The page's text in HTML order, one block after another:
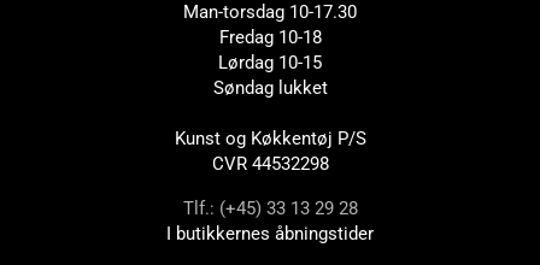
Man-torsdag 10-17.30
Fredag 10-18
Lørdag 10-15
Søndag lukket
Kunst og Køkkentøj P/S
CVR 44532298
Tlf.: (+45) 33 13 29 28
I butikkernes åbningstider